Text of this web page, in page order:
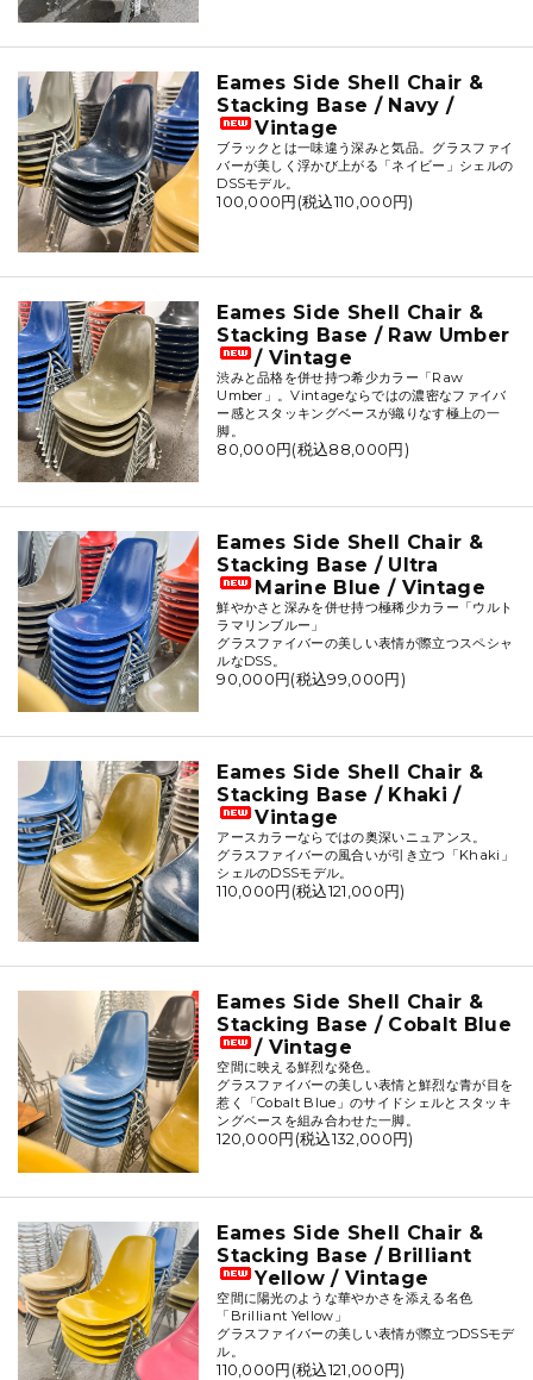
Eames Side Shell Chair &
Stacking Base / Navy /
Vintage
ブラックとは一味違う深みと気品。グラスファイ
バーが美しく浮かび上がる「ネイビー」シェルの
DSSモデル。
100,000円(税込110,000円)
Eames Side Shell Chair &
Stacking Base / Raw Umber
/ Vintage
渋みと品格を併せ持つ希少カラー「Raw
Umber」。Vintageならではの濃密なファイバ
ー感とスタッキングベースが織りなす極上の一
脚。
80,000円(税込88,000円)
Eames Side Shell Chair &
Stacking Base / Ultra
Marine Blue / Vintage
鮮やかさと深みを併せ持つ極稀少カラー「ウルト
ラマリンブルー」
グラスファイバーの美しい表情が際立つスペシャ
ルなDSS。
90,000円(税込99,000円)
Eames Side Shell Chair &
Stacking Base / Khaki /
Vintage
アースカラーならではの奥深いニュアンス。
グラスファイバーの風合いが引き立つ「Khaki」
シェルのDSSモデル。
110,000円(税込121,000円)
Eames Side Shell Chair &
Stacking Base / Cobalt Blue
/ Vintage
空間に映える鮮烈な発色。
グラスファイバーの美しい表情と鮮烈な青が目を
惹く「Cobalt Blue」のサイドシェルとスタッキ
ングベースを組み合わせた一脚。
120,000円(税込132,000円)
Eames Side Shell Chair &
Stacking Base / Brilliant
Yellow / Vintage
空間に陽光のような華やかさを添える名色
「Brilliant Yellow」
グラスファイバーの美しい表情が際立つDSSモデ
ル。
110,000円(税込121,000円)